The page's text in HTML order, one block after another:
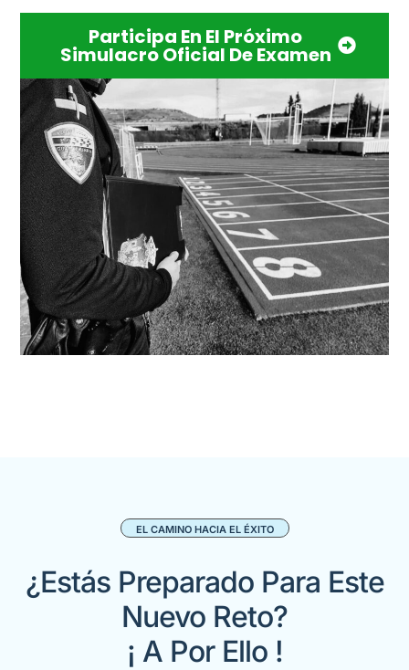
Participa En El Próximo
Simulacro Oficial De Examen
EL CAMINO HACIA EL ÉXITO
¿Estás Preparado Para Este
Nuevo Reto?
¡ A Por Ello !